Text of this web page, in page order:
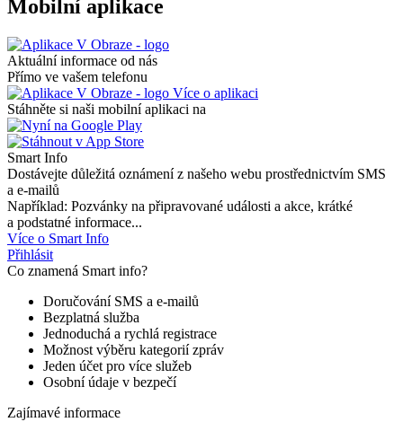
Mobilní aplikace
Aktuální informace od nás
Přímo ve vašem telefonu
Více o aplikaci
Stáhněte si naši mobilní aplikaci na
Smart Info
Dostávejte důležitá oznámení z našeho webu prostřednictvím SMS
a e-mailů
Například: Pozvánky na připravované události a akce, krátké
a podstatné informace...
Více o Smart Info
Přihlásit
Co znamená Smart info?
Doručování SMS a e-mailů
Bezplatná služba
Jednoduchá a rychlá registrace
Možnost výběru kategorií zpráv
Jeden účet pro více služeb
Osobní údaje v bezpečí
Zajímavé informace